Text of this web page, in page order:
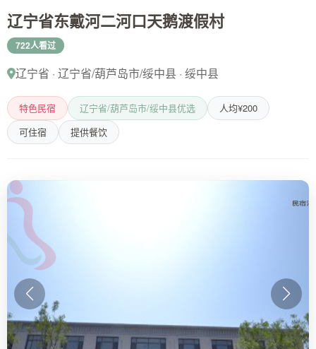
辽宁省东戴河二河口天鹅渡假村
722人看过
辽宁省 · 辽宁省/葫芦岛市/绥中县 · 绥中县
特色民宿 辽宁省/葫芦岛市/绥中县优选
人均¥200
可住宿
提供餐饮